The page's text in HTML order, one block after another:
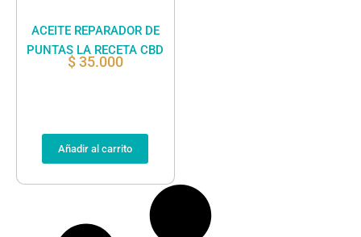
ACEITE REPARADOR DE
PUNTAS LA RECETA CBD
$35.000
Añadir al carrito